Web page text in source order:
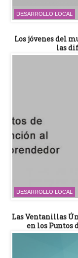
DESARROLLO LOCAL
Los jóvenes del
las
DESARROLLO LOCAL
Las Ventanillas
en los Puntos